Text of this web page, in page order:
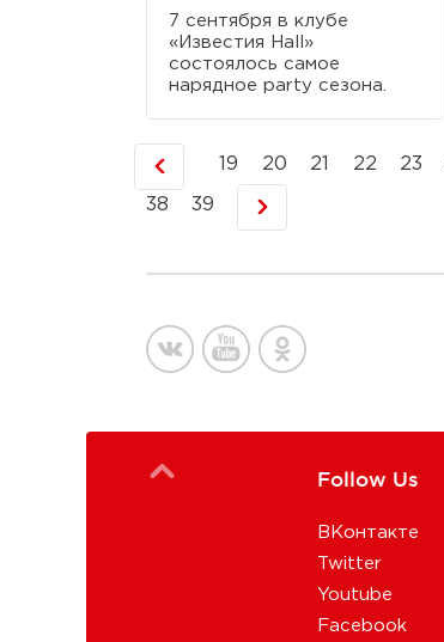
7 сентября в клубе
«Известия Hall»
состоялось самое
нарядное party сезона.
19 20 21 22 23
38 39
Follow Us
ВКонтакте
Twitter
Youtube
Facebook